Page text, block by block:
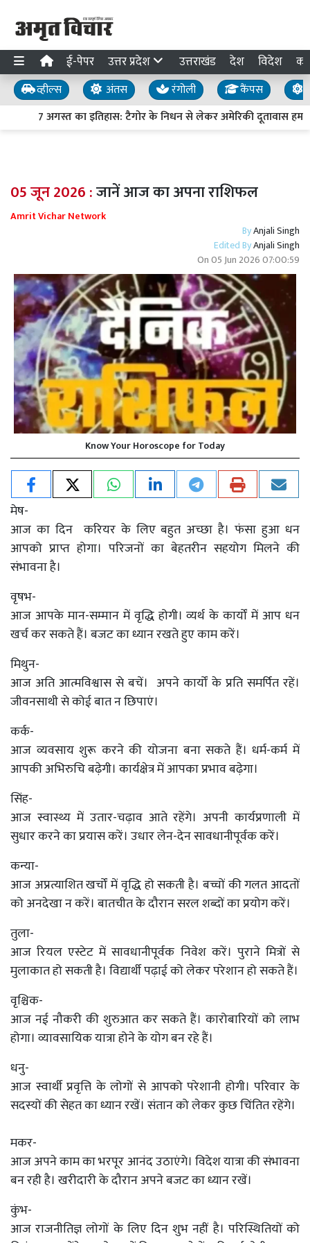
ई-पेपर उत्तर प्रदेश उत्तराखंड देश विदेश
व्हील्स अंतस रंगोली कैंपस
7 अगस्त का इतिहास: टैगोर के निधन से लेकर अमेरिकी दूतावास
05 जून 2026 :जानें आज का अपना राशिफल
Amrit Vichar Network
ByAnjali Singh
Edited ByAnjali Singh
On05 Jun 2026 07:00:59
Know Your Horoscope for Today
मेष-
आज का दिन करियर के लिए बहुत अच्छा है। फंसा हुआ धन
आपको प्राप्त होगा। परिजनों का बेहतरीन सहयोग मिलने की
संभावना है।
वृषभ-
आज आपके मान-सम्मान में वृद्धि होगी। व्यर्थ के कार्यों में आप धन
खर्च कर सकते हैं। बजट का ध्यान रखते हुए काम करें।
मिथुन-
आज अति आत्मविश्वास से बचें। अपने कार्यों के प्रति समर्पित रहें।
जीवनसाथी से कोई बात न छिपाएं।
कर्क-
आज व्यवसाय शुरू करने की योजना बना सकते हैं। धर्म-कर्म में
आपकी अभिरुचि बढ़ेगी। कार्यक्षेत्र में आपका प्रभाव बढ़ेगा।
सिंह-
आज स्वास्थ्य में उतार-चढ़ाव आते रहेंगे। अपनी कार्यप्रणाली में
सुधार करने का प्रयास करें। उधार लेन-देन सावधानीपूर्वक करें।
कन्या-
आज अप्रत्याशित खर्चों में वृद्धि हो सकती है। बच्चों की गलत आदतों
को अनदेखा न करें। बातचीत के दौरान सरल शब्दों का प्रयोग करें।
तुला-
आज रियल एस्टेट में सावधानीपूर्वक निवेश करें। पुराने मित्रों से
मुलाकात हो सकती है। विद्यार्थी पढ़ाई को लेकर परेशान हो सकते हैं।
वृश्चिक-
आज नई नौकरी की शुरुआत कर सकते हैं। कारोबारियों को लाभ
होगा। व्यावसायिक यात्रा होने के योग बन रहे हैं।
धनु-
आज स्वार्थी प्रवृत्ति के लोगों से आपको परेशानी होगी। परिवार के
सदस्यों की सेहत का ध्यान रखें। संतान को लेकर कुछ चिंतित रहेंगे।
मकर-
आज अपने काम का भरपूर आनंद उठाएंगे। विदेश यात्रा की संभावना
बन रही है। खरीदारी के दौरान अपने बजट का ध्यान रखें।
कुंभ-
आज राजनीतिज्ञ लोगों के लिए दिन शुभ नहीं है। परिस्थितियों को